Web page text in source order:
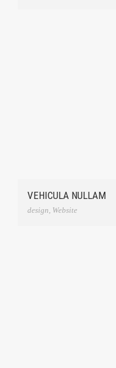
VEHICULA NULLAM
design, Website